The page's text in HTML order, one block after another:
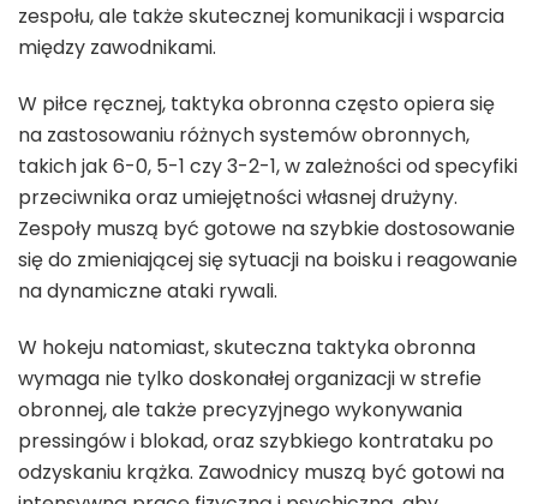
zespołu, ale także skutecznej komunikacji i wsparcia
między zawodnikami.
W piłce ręcznej, taktyka obronna często opiera się
na zastosowaniu różnych systemów obronnych,
takich jak 6-0, 5-1 czy 3-2-1, w zależności od specyfiki
przeciwnika oraz umiejętności własnej drużyny.
Zespoły muszą być gotowe na szybkie dostosowanie
się do zmieniającej się sytuacji na boisku i reagowanie
na dynamiczne ataki rywali.
W hokeju natomiast, skuteczna taktyka obronna
wymaga nie tylko doskonałej organizacji w strefie
obronnej, ale także precyzyjnego wykonywania
pressingów i blokad, oraz szybkiego kontrataku po
odzyskaniu krążka. Zawodnicy muszą być gotowi na